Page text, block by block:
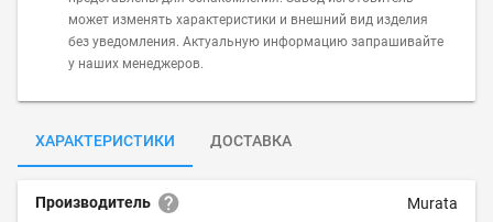
может изменять характеристики и внешний вид изделия
без уведомления. Актуальную информацию запрашивайте
у наших менеджеров.
ХАРАКТЕРИСТИКИ ДОСТАВКА
Производитель Murata